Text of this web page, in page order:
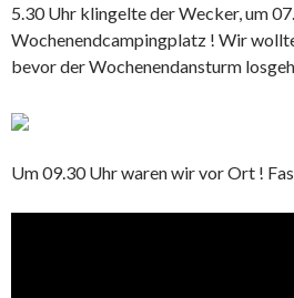
5.30 Uhr klingelte der Wecker, um
Wochenendcampingplatz ! Wir
bevor der Wochenendansturm
Um 09.30 Uhr waren wir vor Ort !